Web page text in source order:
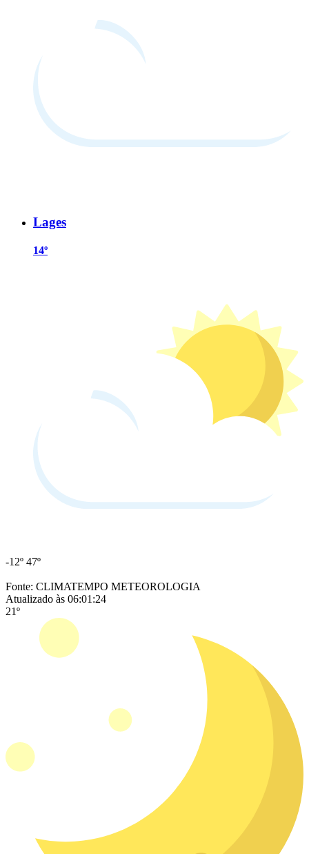
Lages
14º
-12º 47º
Fonte: CLIMATEMPO METEOROLOGIA
Atualizado às 06:01:24
21º